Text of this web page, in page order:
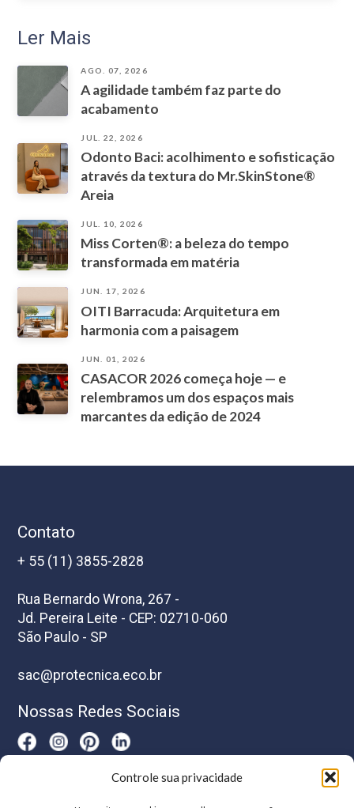
Controle sua privacidade
Ler Mais
AGO. 07, 2026
A agilidade também faz parte do
acabamento
JUL. 22, 2026
Odonto Baci: acolhimento e sofisticação
através da textura do Mr.SkinStone®
Areia
JUL. 10, 2026
Miss Corten®: a beleza do tempo
transformada em matéria
JUN. 17, 2026
OITI Barracuda: Arquitetura em
harmonia com a paisagem
JUN. 01, 2026
CASACOR 2026 começa hoje — e
relembramos um dos espaços mais
marcantes da edição de 2024
Contato
+ 55 (11) 3855-2828
Rua Bernardo Wrona, 267 -
Jd. Pereira Leite - CEP: 02710-060
São Paulo - SP
sac@protecnica.eco.br
Nossas Redes Sociais